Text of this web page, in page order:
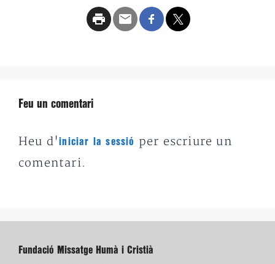
Feu un comentari
Heu d'iniciar la sessió
per escriure un
comentari.
Fundació Missatge Humà i Cristià